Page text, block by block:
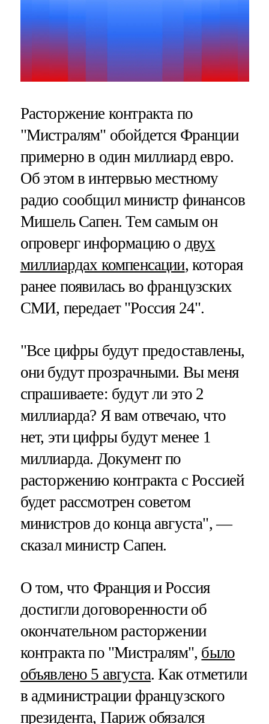
Расторжение контракта по
"Мистралям" обойдется Франции
примерно в один миллиард евро.
Об этом в интервью местному
радио сообщил министр финансов
Мишель Сапен. Тем самым он
опроверг информацию о двух
миллиардах компенсации, которая
ранее появилась во французских
СМИ, передает "Россия 24".
"Все цифры будут предоставлены,
они будут прозрачными. Вы меня
спрашиваете: будут ли это 2
миллиарда? Я вам отвечаю, что
нет, эти цифры будут менее 1
миллиарда. Документ по
расторжению контракта с Россией
будет рассмотрен советом
министров до конца августа", —
сказал министр Сапен.
О том, что Франция и Россия
достигли договоренности об
окончательном расторжении
контракта по "Мистралям", было
объявлено 5 августа. Как отметили
в администрации французского
президента, Париж обязался